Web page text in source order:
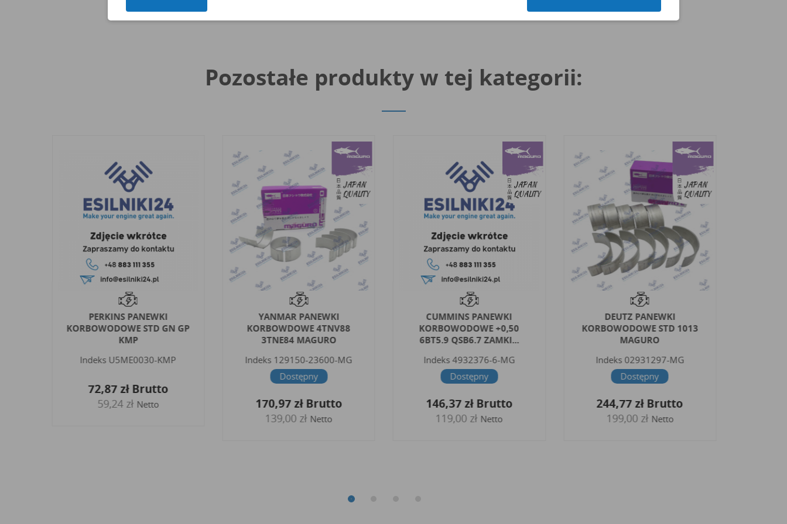
Pozostałe produkty w tej kategorii:
PERKINS PANEWKI
KORBOWODOWE STD GN GP
KMP
Indeks U5ME0030-KMP
72,87 złBrutto
59,24 zł Netto
YANMAR PANEWKI
KORBOWDOWE 4TNV88
3TNE84 MAGURO
Indeks 129150-23600-MG
Dostępny
170,97 złBrutto
139,00 zł Netto
CUMMINS PANEWKI
KORBOWODOWE +0,50
6BT5.9 QSB6.7 ZAMKI...
Indeks 4932376-6-MG
Dostępny
146,37 złBrutto
119,00 zł Netto
DEUTZ PANEWKI
KORBOWODOWE STD 1013
MAGURO
Indeks 02931297-MG
Dostępny
244,77 złBrutto
199,00 zł Netto